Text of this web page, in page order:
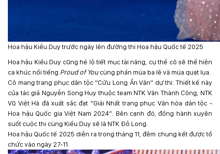
Hoa hậu Kiều Duy trước ngày lên đường thi Hoa hậu Quốc tế 2025
Hoa hậu Kiều Duy cũng hé lộ tiết mục tài năng, cụ thể cô sẽ thể hiện
ca khúc nổi tiếng Proud of Youcùng phần múa ba lê và múa quạt lụa.
Cô mang trang phục dân tộc “Cửu Long Ẩn Vân” dự thi. Thiết kế này
của tác giả Nguyễn Song Huy thuộc team NTK Văn Thành Công, NTK
Vũ Việt Hà đã xuất sắc đạt “Giải Nhất trang phục Văn hóa dân tộc -
Hoa hậu Quốc gia Việt Nam 2024”. Bên cạnh đó, đồng hành xuyên
suốt cuộc thi cùng Kiều Duy sẽ là NTK Đỗ Long.
Hoa hậu Quốc tế 2025 diễn ra trong tháng 11, đêm chung kết được tổ
chức vào ngày 27-11.